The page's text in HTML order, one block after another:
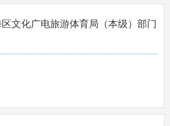
文化广电旅游体育局（本级）部门